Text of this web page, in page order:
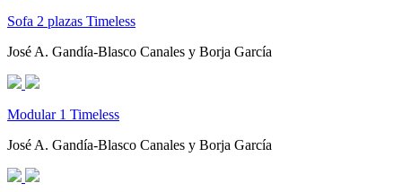
Sofa 2 plazas Timeless
José A. Gandía-Blasco Canales y Borja García
Modular 1 Timeless
José A. Gandía-Blasco Canales y Borja García